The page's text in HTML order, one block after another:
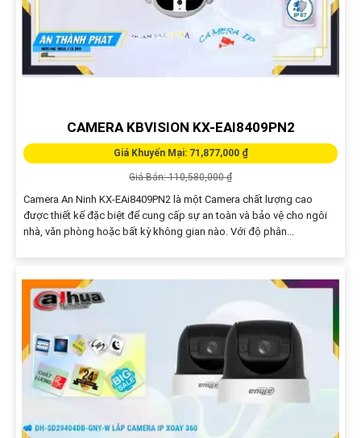
CAMERA KBVISION KX-EAI8409PN2
Giá Khuyến Mại: 71,877,000 ₫
Giá Bán: 110,580,000 ₫
Camera An Ninh KX-EAi8409PN2 là một Camera chất lượng cao
được thiết kế đặc biệt để cung cấp sự an toàn và bảo vệ cho ngôi
nhà, văn phòng hoặc bất kỳ không gian nào. Với độ phân...